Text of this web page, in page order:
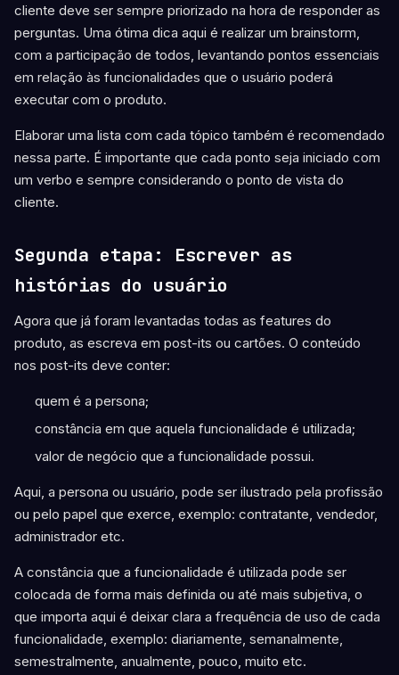
cliente deve ser sempre priorizado na hora de responder as
perguntas. Uma ótima dica aqui é realizar um brainstorm,
com a participação de todos, levantando pontos essenciais
em relação às funcionalidades que o usuário poderá
executar com o produto.
Elaborar uma lista com cada tópico também é recomendado
nessa parte. É importante que cada ponto seja iniciado com
um verbo e sempre considerando o ponto de vista do
cliente.
Segunda etapa: Escrever as
histórias do usuário
Agora que já foram levantadas todas as features do
produto, as escreva em post-its ou cartões. O conteúdo
nos post-its deve conter:
quem é a persona;
constância em que aquela funcionalidade é utilizada;
valor de negócio que a funcionalidade possui.
Aqui, a persona ou usuário, pode ser ilustrado pela profissão
ou pelo papel que exerce, exemplo: contratante, vendedor,
administrador etc.
A constância que a funcionalidade é utilizada pode ser
colocada de forma mais definida ou até mais subjetiva, o
que importa aqui é deixar clara a frequência de uso de cada
funcionalidade, exemplo: diariamente, semanalmente,
semestralmente, anualmente, pouco, muito etc.